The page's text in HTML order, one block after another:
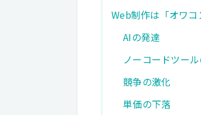
Web制作は「オワ
AIの発達
ノーコードツー
競争の激化
単価の下落